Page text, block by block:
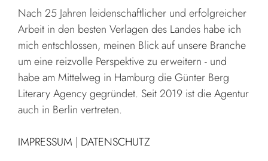
Nach 25 Jahren leidenschaftlicher und erfolgreicher
Arbeit in den besten Verlagen des Landes habe ich
mich entschlossen, meinen Blick auf unsere Branche
um eine reizvolle Perspektive zu erweitern - und
habe am Mittelweg in Hamburg die Günter Berg
Literary Agency gegründet. Seit 2019 ist die Agentur
auch in Berlin vertreten.
IMPRESSUM | DATENSCHUTZ